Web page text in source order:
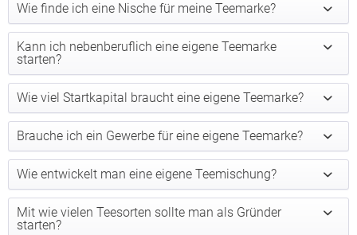
Wie finde ich eine Nische für meine Teemarke?
Kann ich nebenberuflich eine eigene Teemarke
starten?
Wie viel Startkapital braucht eine eigene Teemarke?
Brauche ich ein Gewerbe für eine eigene Teemarke?
Wie entwickelt man eine eigene Teemischung?
Mit wie vielen Teesorten sollte man als Gründer
starten?